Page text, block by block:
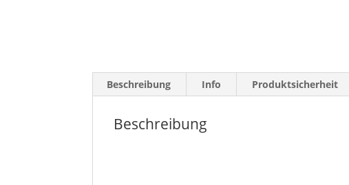
Beschreibung Info Produktsicherheit
Beschreibung